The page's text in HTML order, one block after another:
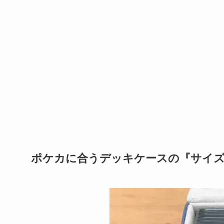
ポケカに合うデッキケースの『サイ